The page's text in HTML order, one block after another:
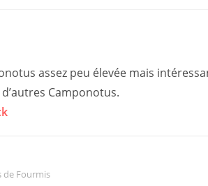
assez peu élevée mais
Camponotus.
de Fourmis